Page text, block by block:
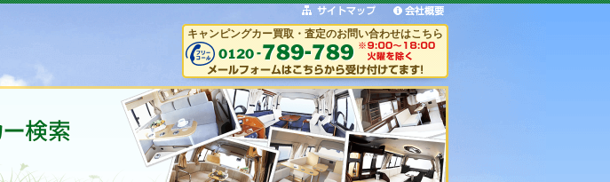
キャンピングカー買取・査定のお問い合わせはこちら